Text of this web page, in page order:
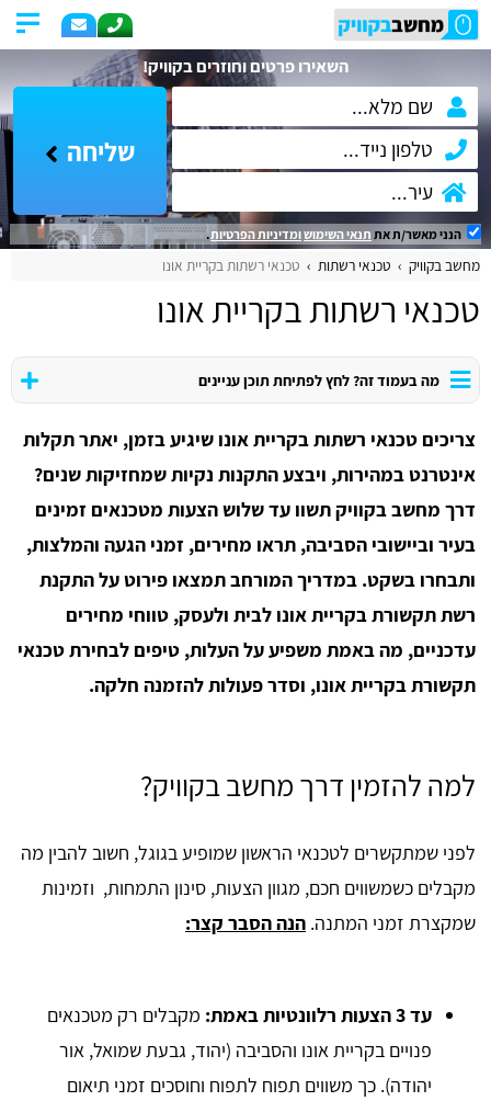
השאירו פרטים וחוזרים בקוויק!
שליחה
הנני מאשר/ת את תנאי השימושומדיניות הפרטיות.
מחשב בקוויק טכנאי רשתות טכנאי רשתות בקריית אונו
טכנאי רשתות בקריית אונו
מה בעמוד זה? לחץ לפתיחת תוכן עניינים
צריכים טכנאי רשתות בקריית אונו שיגיע בזמן, יאתר תקלות
אינטרנט במהירות, ויבצע התקנות נקיות שמחזיקות שנים?
דרך מחשב בקוויק תשוו עד שלוש הצעות מטכנאים זמינים
בעיר וביישובי הסביבה, תראו מחירים, זמני הגעה והמלצות,
ותבחרו בשקט. במדריך המורחב תמצאו פירוט על התקנת
רשת תקשורת בקריית אונו לבית ולעסק, טווחי מחירים
עדכניים, מה באמת משפיע על העלות, טיפים לבחירת טכנאי
תקשורת בקריית אונו, וסדר פעולות להזמנה חלקה.
למה להזמין דרך מחשב בקוויק?
לפני שמתקשרים לטכנאי הראשון שמופיע בגוגל, חשוב להבין מה
מקבלים כשמשווים חכם, מגוון הצעות, סינון התמחות, וזמינות
שמקצרת זמני המתנה. הנה הסבר קצר:
עד 3 הצעות רלוונטיות באמת:
מקבלים רק מטכנאים
פנויים בקריית אונו והסביבה (יהוד, גבעת שמואל, אור
יהודה). כך משווים תפוח לתפוח וחוסכים זמני תיאום